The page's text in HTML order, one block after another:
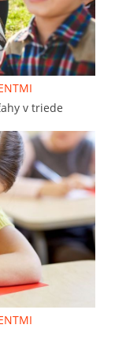
v triede